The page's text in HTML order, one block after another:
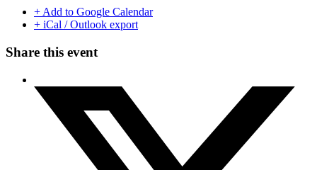
+ Add to Google Calendar
+ iCal / Outlook export
Share this event